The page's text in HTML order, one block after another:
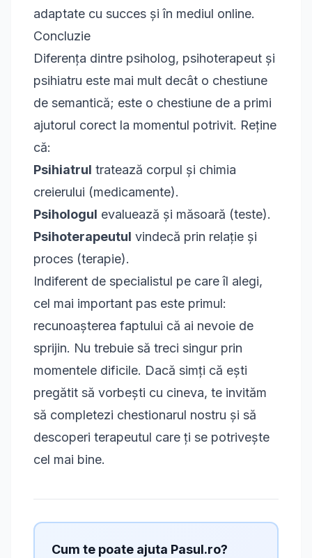
adaptate cu succes și în mediul online.
Concluzie
Diferența dintre psiholog, psihoterapeut și
psihiatru este mai mult decât o chestiune
de semantică; este o chestiune de a primi
ajutorul corect la momentul potrivit. Reține
că:
Psihiatrul tratează corpul și chimia
creierului (medicamente).
Psihologul evaluează și măsoară (teste).
Psihoterapeutul vindecă prin relație și
proces (terapie).
Indiferent de specialistul pe care îl alegi,
cel mai important pas este primul:
recunoașterea faptului că ai nevoie de
sprijin. Nu trebuie să treci singur prin
momentele dificile. Dacă simți că ești
pregătit să vorbești cu cineva, te invităm
să completezi chestionarul nostru și să
descoperi terapeutul care ți se potrivește
cel mai bine.
Cum te poate ajuta Pasul.ro?